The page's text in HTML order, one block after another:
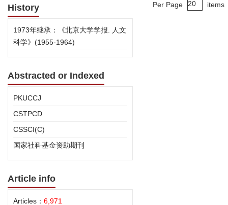
History
1973年继承：《北京大学学报. 人文
科学》(1955-1964)
Abstracted or Indexed
PKUCCJ
CSTPCD
CSSCI(C)
国家社科基金资助期刊
Article info
Articles： 6,971
Per Page items